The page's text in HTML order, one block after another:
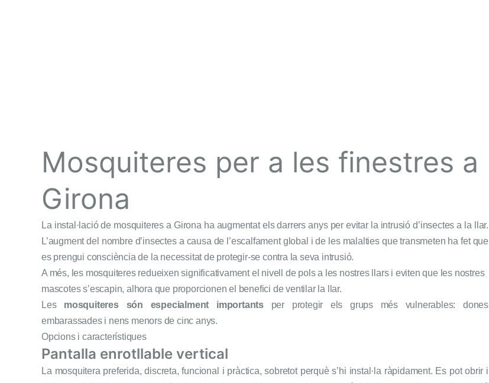
Mosquiteres per a les finestres a
Girona
La instal·lació de mosquiteres a Girona ha augmentat els darrers anys per evitar la intrusió d’insectes a la llar.
L’augment del nombre d’insectes a causa de l’escalfament global i de les malalties que transmeten ha fet que
es prengui consciència de la necessitat de protegir-se contra la seva intrusió.
A més, les mosquiteres redueixen significativament el nivell de pols a les nostres llars i eviten que les nostres
mascotes s’escapin, alhora que proporcionen el benefici de ventilar la llar.
Les mosquiteres són especialment importantsper protegir els grups més vulnerables: dones
embarassades i nens menors de cinc anys.
Opcions i característiques
Pantalla enrotllable vertical
La mosquitera preferida, discreta, funcional i pràctica, sobretot perquè s’hi instal·la ràpidament. Es pot obrir i